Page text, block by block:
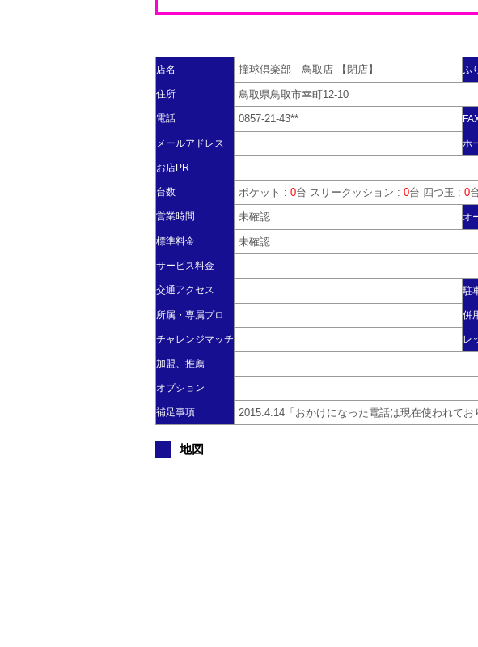
店名 撞球倶楽部 鳥取店 【閉店】 ふ
住所 鳥取県鳥取市幸町12-10
電話 0857-21-43**
メールアドレス ホ
お店PR
台数 ポケット : 0台 スリークッション : 0台 四つ玉 : 0
営業時間 未確認 オ
標準料金 未確認
サービス料金
交通アクセス 駐
所属・専属プロ 併
チャレンジマッチ レ
加盟、推薦
オプション
補足事項 2015.4.14「おかけになった電話は現在使われてお
地図